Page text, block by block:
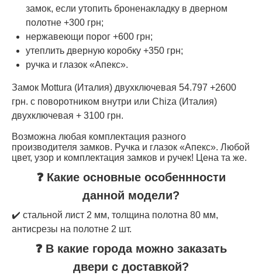
замок, если утопить броненакладку в дверном
полотне +300 грн;
нержавеющи порог +600 грн;
утеплить дверную коробку +350 грн;
ручка и глазок «Апекс».
Замок Mottura (Италия) двухключевая 54.797 +2600
грн. с поворотником внутри или Chiza (Италия)
двухключевая + 3100 грн.
Возможна любая комплектация разного
производителя замков. Ручка и глазок «Апекс». Любой
цвет, узор и комплектация замков и ручек! Цена та же.
❓ Какие основные особеннности
данной модели?
✔️ стальной лист 2 мм, толщина полотна 80 мм,
антисрезы на полотне 2 шт.
❓ В какие города можно заказать
двери с доставкой?